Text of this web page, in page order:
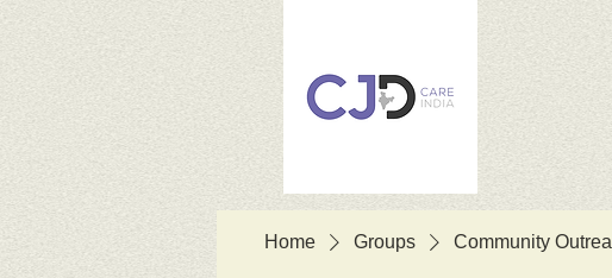
Home Groups Community